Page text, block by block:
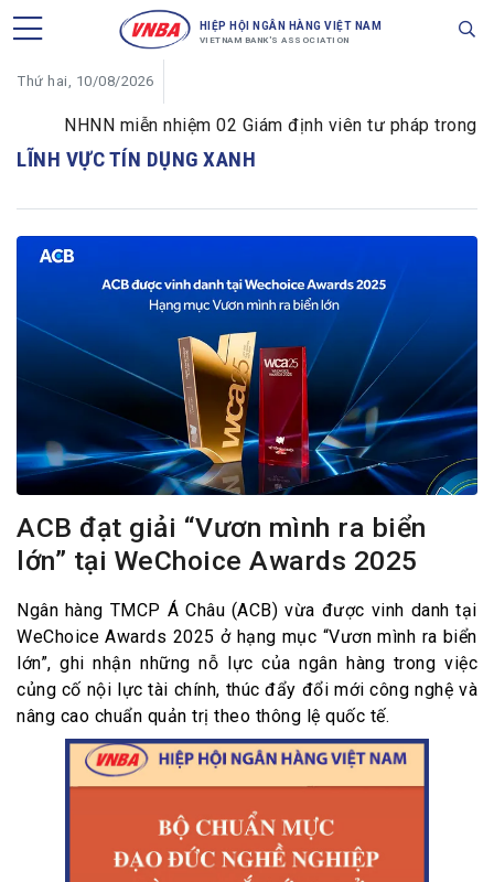
HIỆP HỘI NGÂN HÀNG VIỆT NAM
VIETNAM BANK'S ASSOCIATION
Thứ hai, 10/08/2026
NHNN miễn nhiệm 02 Giám định viên tư pháp trong
LĨNH VỰC TÍN DỤNG XANH
ACB đạt giải “Vươn mình ra biển
lớn” tại WeChoice Awards 2025
Ngân hàng TMCP Á Châu (ACB) vừa được vinh danh tại
WeChoice Awards 2025 ở hạng mục “Vươn mình ra biển
lớn”, ghi nhận những nỗ lực của ngân hàng trong việc
củng cố nội lực tài chính, thúc đẩy đổi mới công nghệ và
nâng cao chuẩn quản trị theo thông lệ quốc tế.